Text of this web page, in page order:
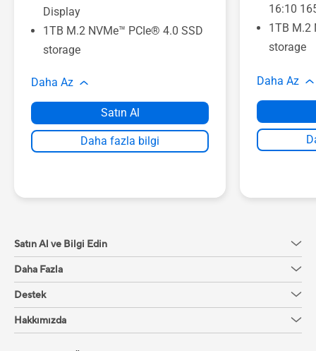
Display
1TB M.2 NVMe™ PCIe® 4.0 SSD
storage
Daha Az
Satın Al
Daha fazla bilgi
16:10
1TB M.2
storage
Daha Az
Satın Al ve Bilgi Edin
Daha Fazla
Destek
Hakkımızda